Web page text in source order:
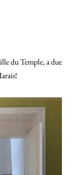
du Temple, a due